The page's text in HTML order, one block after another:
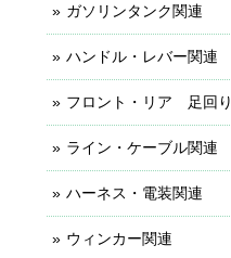
ガソリンタンク関連
ハンドル・レバー関連
フロント・リア 足回り
ライン・ケーブル関連
ハーネス・電装関連
ウィンカー関連